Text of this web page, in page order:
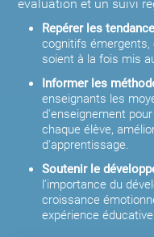
évaluation et un suivi
Repérer les
cognitifs émergents,
soient à la fois mis
Informer les
enseignants les
d'enseignement
chaque élève,
d'apprentissage.
Soutenir le
l’importance du
croissance
expérience